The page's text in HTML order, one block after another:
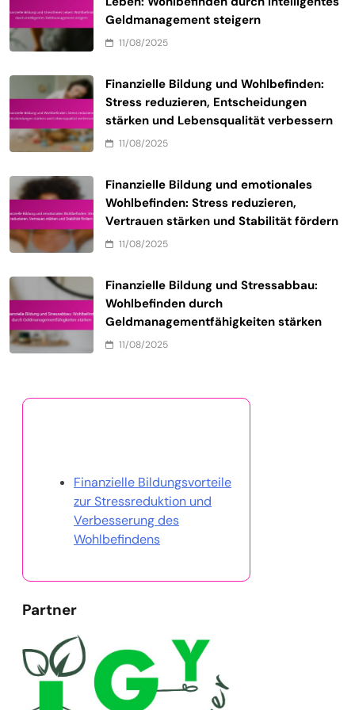
Geldmanagement steigern
11/08/2025
Finanzielle Bildung und Wohlbefinden:
Stress reduzieren, Entscheidungen
stärken und Lebensqualität verbessern
11/08/2025
Finanzielle Bildung und emotionales
Wohlbefinden: Stress reduzieren,
Vertrauen stärken und Stabilität fördern
11/08/2025
Finanzielle Bildung und Stressabbau:
Wohlbefinden durch
Geldmanagementfähigkeiten stärken
11/08/2025
Finanzielle Bildungsvorteile
zur Stressreduktion und
Verbesserung des
Wohlbefindens
Partner